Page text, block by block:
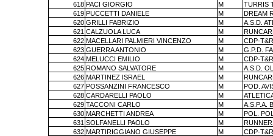
618 PACI GIORGIO M
TURRIS
619 PUCCETTI DANIELE M
DREAM
620 GRILLI FABRIZIO M
A.S.D.
621 CALZUOLA LUCA M
622 MACELLARI PALMIERI VINCENZO M
CDP-
623 GUERRA ANTONIO M
G.P.D.
624 MELUCCI EMILIO M
CDP-
625 ROMANO SALVATORE M
A.S.D.
626 MARTINEZ ISRAEL M
627 POSSANZINI FRANCESCO M
POD.
628 CARDARELLI PAOLO M
629 TACCONI CARLO M
A.S.P.A.
630 MARCHETTI ANDREA M
POL.
631 SOLFANELLI PAOLO M
632 MARTIRIGGIANO GIUSEPPE M
CDP-